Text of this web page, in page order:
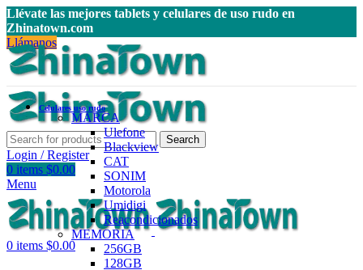
Llévate las mejores tablets y celulares de uso rudo en
Zhinatown.com
Llámanos
Search
Login / Register
0 items $0.00
Menu
0 items $0.00
Celulares uso rudo
MARCA
Ulefone
Blackview
CAT
SONIM
Motorola
Umidigi
Reacondicionados
MEMORIA
256GB
128GB